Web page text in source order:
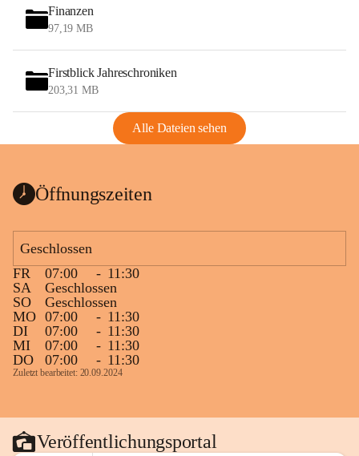
Finanzen
97,19 MB
Firstblick Jahreschroniken
203,31 MB
Alle Dateien sehen
Öffnungszeiten
Geschlossen
FR
07:00 - 11:30
SA
Geschlossen
SO
Geschlossen
MO 07:00 - 11:30
DI
07:00 - 11:30
MI
07:00 - 11:30
DO
07:00 - 11:30
Zuletzt bearbeitet: 20.09.2024
Veröffentlichungsportal